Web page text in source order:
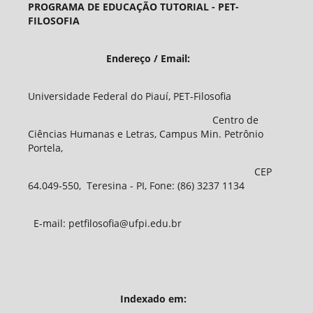
PROGRAMA DE EDUCAÇÃO TUTORIAL - PET-
FILOSOFIA
Endereço / Email:
Universidade Federal do Piauí, PET-Filosofia
Centro de
Ciências Humanas e Letras, Campus Min. Petrônio
Portela,
CEP
64.049-550, Teresina - PI, Fone: (86) 3237 1134
E-mail: petfilosofia@ufpi.edu.br
Indexado em: